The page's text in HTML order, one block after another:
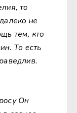
то
не
тем, кто
То есть
Он